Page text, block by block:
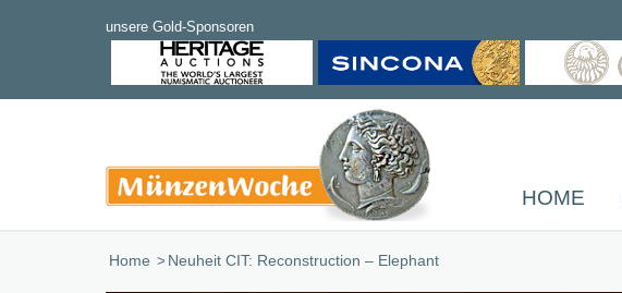
HOME
Home /Neuheit CIT: Reconstruction – Elephant